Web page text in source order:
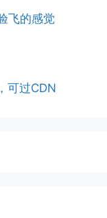
飞的感觉
可过CDN